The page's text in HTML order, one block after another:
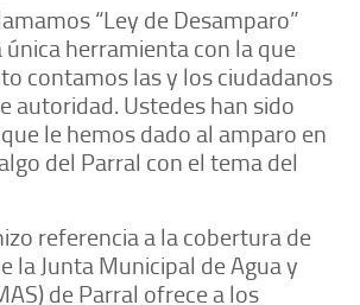
“Ley de Desamparo”
única herramienta con la que
contamos las y los ciudadanos
autoridad. Ustedes han sido
le hemos dado al amparo en
del Parral con el tema del
referencia a la cobertura de
la Junta Municipal de Agua y
de Parral ofrece a los